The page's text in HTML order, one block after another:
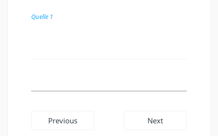
Quelle 1
Beitragsnavigation
Previous Next